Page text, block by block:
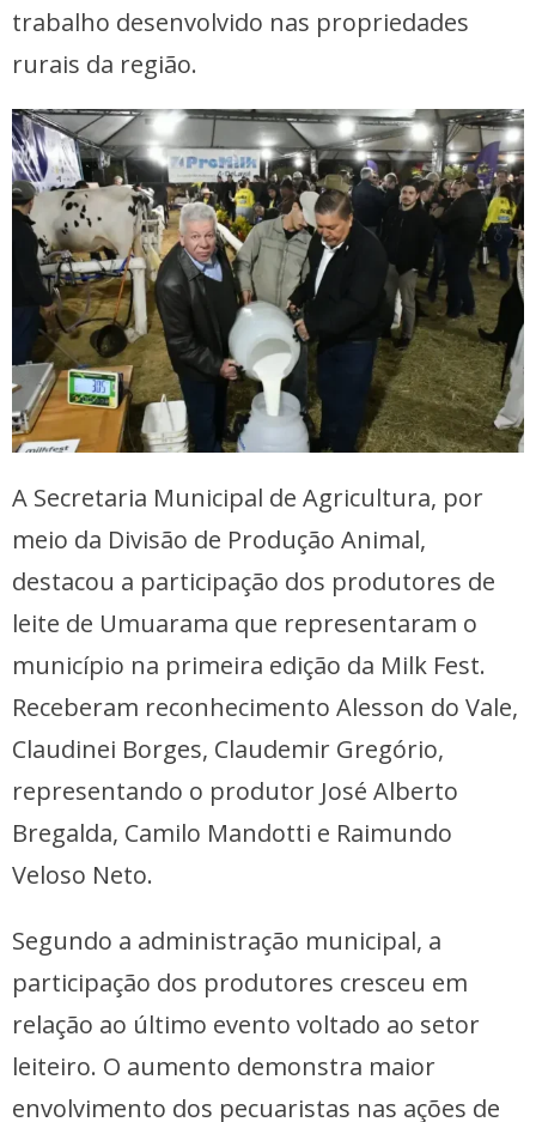
trabalho desenvolvido nas propriedades
rurais da região.
A Secretaria Municipal de Agricultura, por
meio da Divisão de Produção Animal,
destacou a participação dos produtores de
leite de Umuarama que representaram o
município na primeira edição da Milk Fest.
Receberam reconhecimento Alesson do Vale,
Claudinei Borges, Claudemir Gregório,
representando o produtor José Alberto
Bregalda, Camilo Mandotti e Raimundo
Veloso Neto.
Segundo a administração municipal, a
participação dos produtores cresceu em
relação ao último evento voltado ao setor
leiteiro. O aumento demonstra maior
envolvimento dos pecuaristas nas ações de